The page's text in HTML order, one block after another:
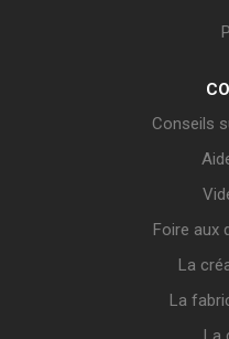
Conseils
Foire aux
La
La